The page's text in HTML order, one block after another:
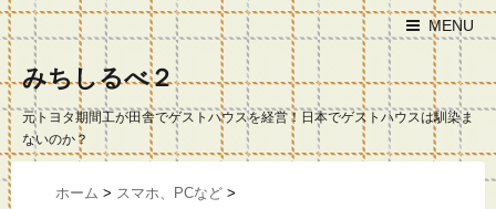
MENU
みちしるべ２
元トヨタ期間工が田舎でゲストハウスを経営！日本でゲストハウスは馴染ま
ないのか？
ホーム > スマホ、PCなど >